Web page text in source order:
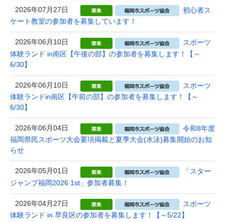
2026年07月27日
初心者ス
ケート教室の参加者を募集しています！
2026年06月10日
スポーツ
体験ランド in南区【午後の部】の参加者を募集します！【～
6/30】
2026年06月10日
スポーツ
体験ランドin南区【午前の部】の参加者を募集します！【～
6/30】
2026年06月04日
令和8年度
福岡県民スポーツ大会要項掲載と夏季大会(水泳)募集開始のお知
らせ
2026年05月01日
「スター
ジャンプ福岡2026 1st」参加者募集！
2026年04月27日
スポーツ
体験ランド in 早良区の参加者を募集します！【～5/22】